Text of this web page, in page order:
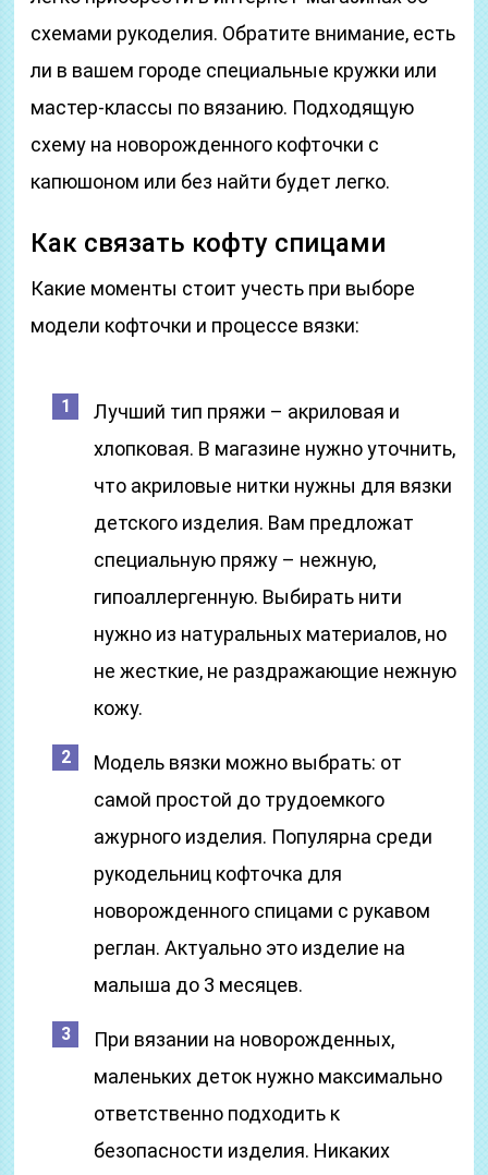
схемами рукоделия. Обратите внимание, есть
ли в вашем городе специальные кружки или
мастер-классы по вязанию. Подходящую
схему на новорожденного кофточки с
капюшоном или без найти будет легко.
Как связать кофту спицами
Какие моменты стоит учесть при выборе
модели кофточки и процессе вязки:
Лучший тип пряжи – акриловая и
хлопковая. В магазине нужно уточнить,
что акриловые нитки нужны для вязки
детского изделия. Вам предложат
специальную пряжу – нежную,
гипоаллергенную. Выбирать нити
нужно из натуральных материалов, но
не жесткие, не раздражающие нежную
кожу.
Модель вязки можно выбрать: от
самой простой до трудоемкого
ажурного изделия. Популярна среди
рукодельниц кофточка для
новорожденного спицами с рукавом
реглан. Актуально это изделие на
малыша до 3 месяцев.
При вязании на новорожденных,
маленьких деток нужно максимально
ответственно подходить к
безопасности изделия. Никаких